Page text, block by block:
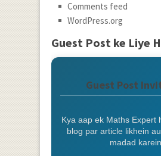
Comments feed
WordPress.org
Guest Post ke Liye
Guest Post
Kya aap ek Maths Expert
blog par article likhein
madad